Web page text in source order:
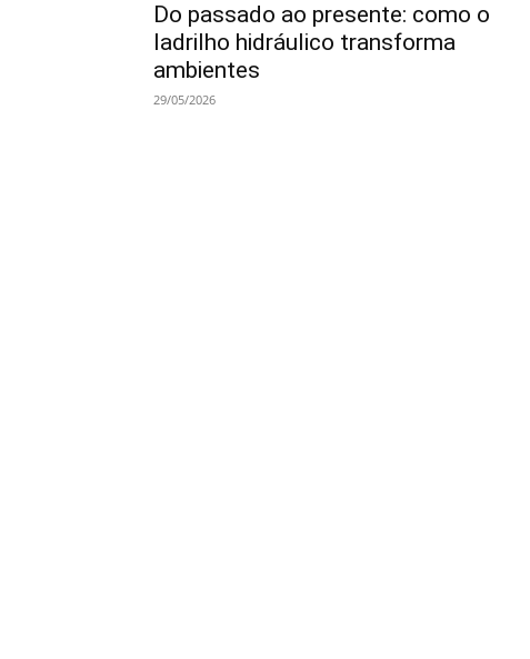
Do passado ao presente: como o
ladrilho hidráulico transforma
ambientes
29/05/2026